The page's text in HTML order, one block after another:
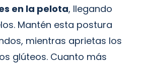
en la pelota, llegando
Mantén esta postura
mientras aprietas los
glúteos. Cuanto más